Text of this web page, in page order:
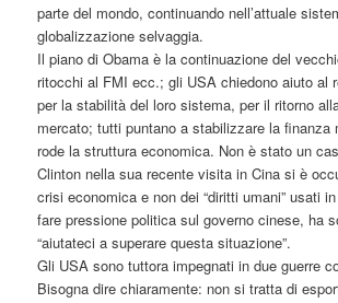
parte del mondo, continuando nell’attuale
globalizzazione selvaggia.
Il piano di Obama è la continuazione del
ritocchi al FMI ecc.; gli USA chiedono aiuto al
per la stabilità del loro sistema, per il ritorno
mercato; tutti puntano a stabilizzare la finanza
rode la struttura economica. Non è stato un
Clinton nella sua recente visita in Cina si è
crisi economica e non dei “diritti umani” usati
fare pressione politica sul governo cinese, ha
“aiutateci a superare questa situazione”.
Gli USA sono tuttora impegnati in due guerre
Bisogna dire chiaramente: non si tratta di